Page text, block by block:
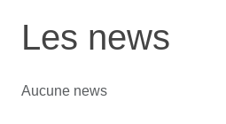
Les news
Aucune news